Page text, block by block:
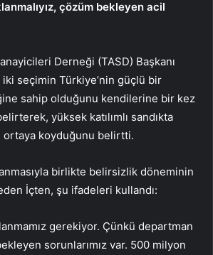
çözüm bekleyen acil
Derneği (TASD) Başkanı
seçimin Türkiye’nin güçlü bir
sahip olduğunu kendilerine bir kez
yüksek katılımlı sandıkta
ortaya koyduğunu belirtti.
birlikte belirsizlik döneminin
İçten, şu ifadeleri kullandı:
gerekiyor. Çünkü departman
sorunlarımız var. 500 milyon